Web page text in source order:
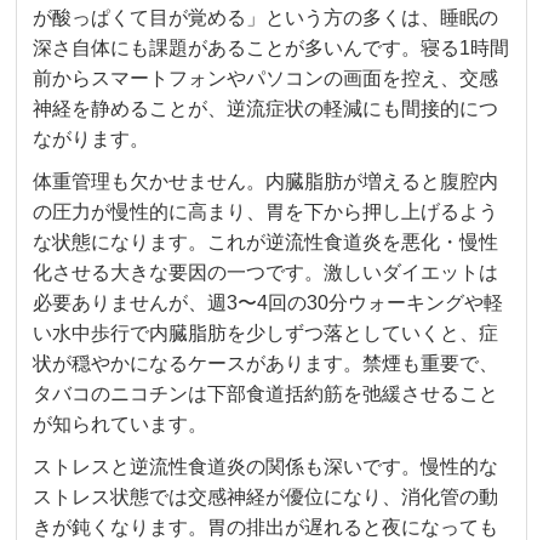
が酸っぱくて目が覚める」という方の多くは、睡眠の
深さ自体にも課題があることが多いんです。寝る1時間
前からスマートフォンやパソコンの画面を控え、交感
神経を静めることが、逆流症状の軽減にも間接的につ
ながります。
体重管理も欠かせません。内臓脂肪が増えると腹腔内
の圧力が慢性的に高まり、胃を下から押し上げるよう
な状態になります。これが逆流性食道炎を悪化・慢性
化させる大きな要因の一つです。激しいダイエットは
必要ありませんが、週3〜4回の30分ウォーキングや軽
い水中歩行で内臓脂肪を少しずつ落としていくと、症
状が穏やかになるケースがあります。禁煙も重要で、
タバコのニコチンは下部食道括約筋を弛緩させること
が知られています。
ストレスと逆流性食道炎の関係も深いです。慢性的な
ストレス状態では交感神経が優位になり、消化管の動
きが鈍くなります。胃の排出が遅れると夜になっても